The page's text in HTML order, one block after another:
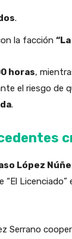
.
la facción
horas,
el riesgo de
.
López
“El Licenciado”
Serrano